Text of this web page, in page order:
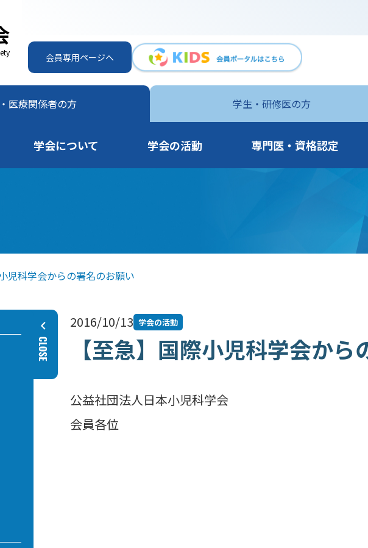
会員専用ページへ
医療関係者の方 学生・ 研修医の方
学会について 学会の活動 専門医・資格認定
児科学会からの署名のお願い
2016/10/13 学会の活動
【至急】国際小児科学会か
公益社団法人日本小児科学会
会員各位